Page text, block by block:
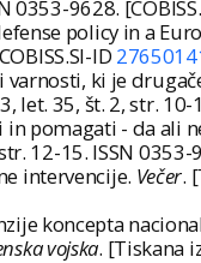
0353-9628.
policy in a
ID
varnosti, ki je
let. 35, št. 2, str.
in pomagati - da ali
12-15. ISSN 0353-
intervencije. Večer.
koncepta
vojska. [Tiskana